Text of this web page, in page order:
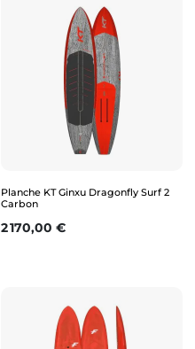
Planche KT Ginxu Dragonfly Surf 2
Carbon
Prix
2 170,00 €